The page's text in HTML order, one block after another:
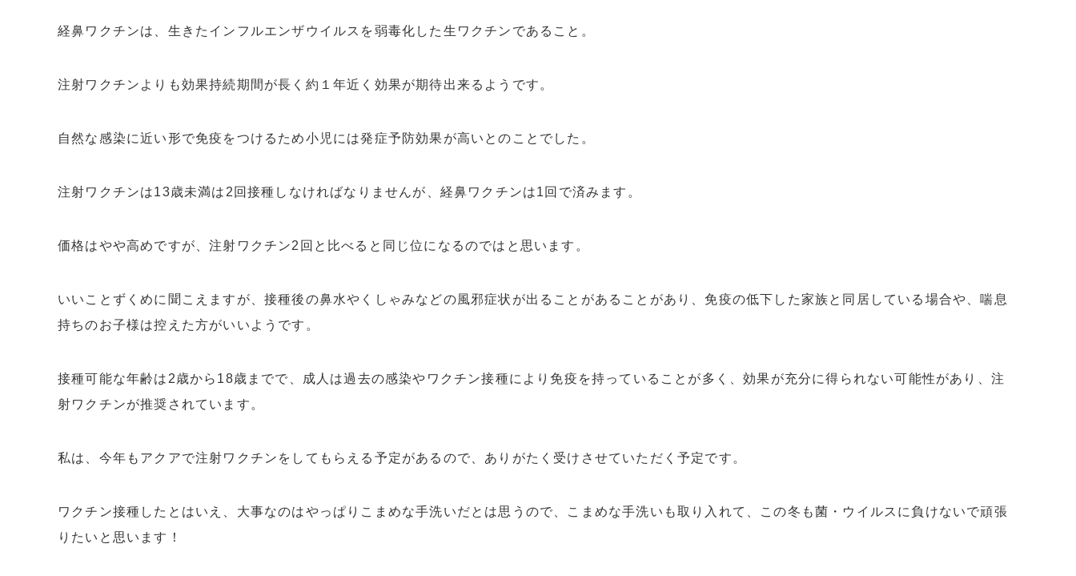
経鼻ワクチンは、生きたインフルエンザウイルスを弱毒化した生ワクチンであること。
注射ワクチンよりも効果持続期間が長く約１年近く効果が期待出来るようです。
自然な感染に近い形で免疫をつけるため小児には発症予防効果が高いとのことでした。
注射ワクチンは13歳未満は2回接種しなければなりませんが、経鼻ワクチンは1回で済みます。
価格はやや高めですが、注射ワクチン2回と比べると同じ位になるのではと思います。
いいことずくめに聞こえますが、接種後の鼻水やくしゃみなどの風邪症状が出ることがあることがあり、免疫の低下した家族と同居している場合や、喘息
持ちのお子様は控えた方がいいようです。
接種可能な年齢は2歳から18歳までで、成人は過去の感染やワクチン接種により免疫を持っていることが多く、効果が充分に得られない可能性があり、注
射ワクチンが推奨されています。
私は、今年もアクアで注射ワクチンをしてもらえる予定があるので、ありがたく受けさせていただく予定です。
ワクチン接種したとはいえ、大事なのはやっぱりこまめな手洗いだとは思うので、こまめな手洗いも取り入れて、この冬も菌・ウイルスに負けないで頑張
りたいと思います！